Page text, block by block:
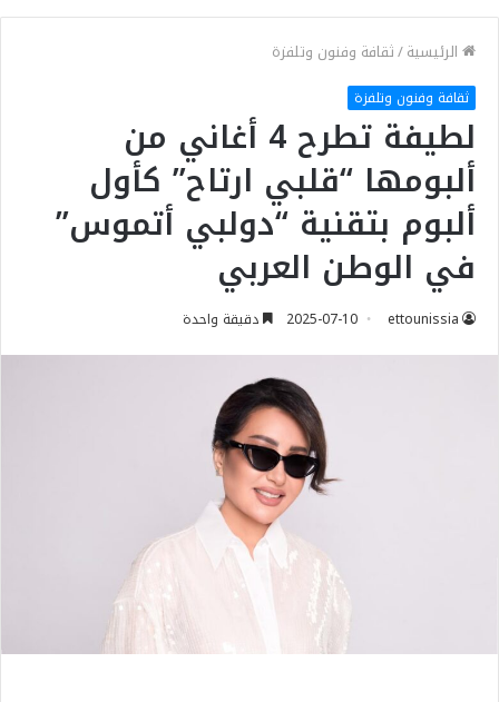
الرئيسية/ثقافة وفنون وتلفزة
ثقافة وفنون وتلفزة
لطيفة تطرح 4 أغاني من
ألبومها “قلبي ارتاح” كأول
ألبوم بتقنية “دولبي أتموس”
في الوطن العربي
ettounissia
2025-07-10 دقيقة واحدة